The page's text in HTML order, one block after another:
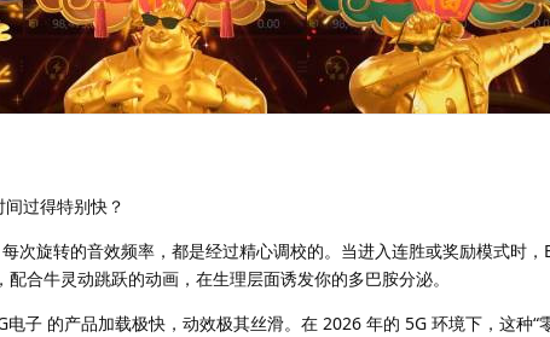
过得特别快？
次旋转的音效频率，都是经过精心调校的。当进入连胜或奖励模式时，
合牛灵动跳跃的动画，在生理层面诱发你的多巴胺分泌。
电子 的产品加载极快，动效极其丝滑。在 2026 年的 5G 环境下，这种“